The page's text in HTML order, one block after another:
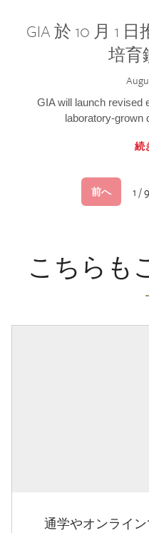
GIA 於 10 月 1
培育
GIA will launch revised
laboratory-grown
続
前へ 1 /
こちらも
通学やオンライ